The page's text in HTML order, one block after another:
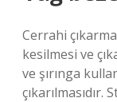
Cerrahi
kesilmesi ve
ve şırınga